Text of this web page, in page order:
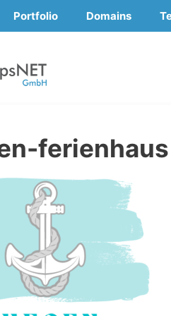
Portfolio Domains
ferienhaus